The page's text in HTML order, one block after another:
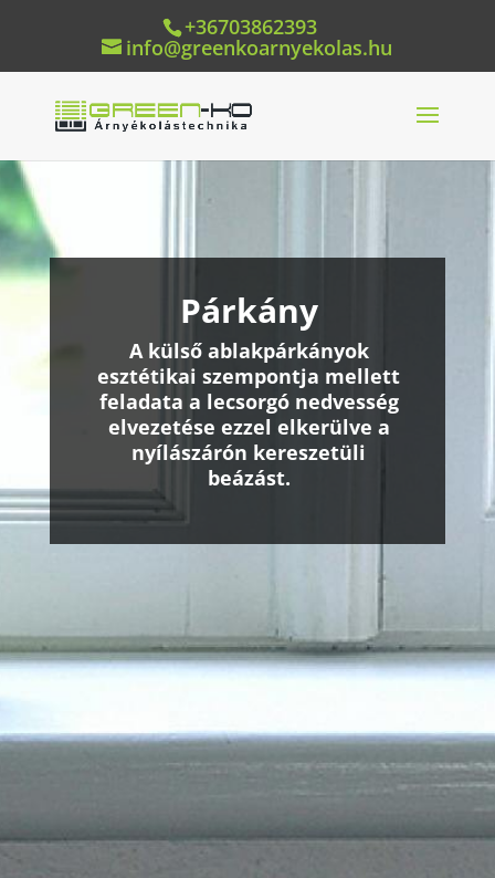
+36703862393
info@greenkoarnyekolas.hu
Párkány
A külső ablakpárkányok
esztétikai szempontja mellett
feladata a lecsorgó nedvesség
elvezetése ezzel elkerülve a
nyílászárón kereszetüli
beázást.